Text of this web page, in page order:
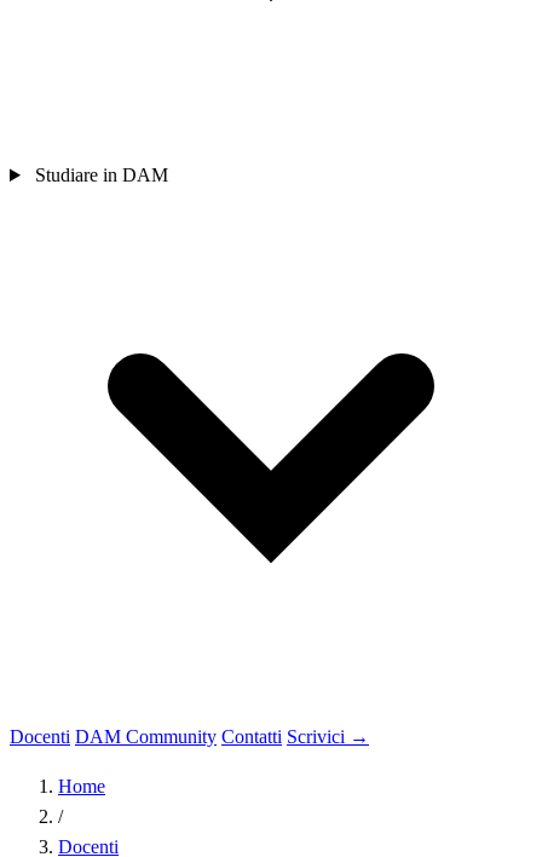
Studiare in DAM
Docenti DAM Community Contatti Scrivici →
Home
/
Docenti